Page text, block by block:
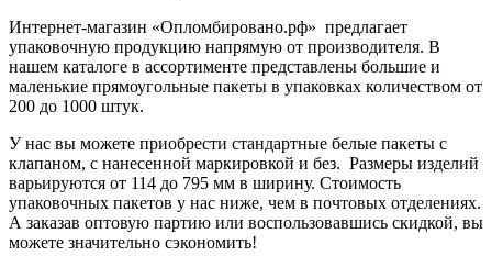
Интернет-магазин «Опломбировано.рф» предлагает
упаковочную продукцию напрямую от производителя. В
нашем каталоге в ассортименте представлены большие и
маленькие прямоугольные пакеты в упаковках количеством от
200 до 1000 штук.
У нас вы можете приобрести стандартные белые пакеты с
клапаном, с нанесенной маркировкой и без. Размеры изделий
варьируются от 114 до 795 мм в ширину. Стоимость
упаковочных пакетов у нас ниже, чем в почтовых отделениях.
А заказав оптовую партию или воспользовавшись скидкой, вы
можете значительно сэкономить!